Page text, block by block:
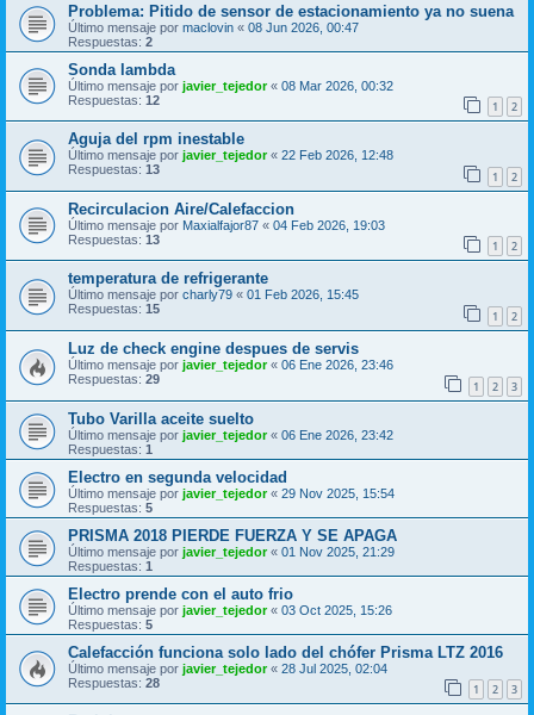
Problema: Pitido de sensor de estacionamiento ya no suena
Último mensaje por maclovin « 08 Jun 2026, 00:47
Respuestas: 2
Sonda lambda
Último mensaje por javier_tejedor« 08 Mar 2026, 00:32
Respuestas: 12 1 2
Aguja del rpm inestable
Último mensaje por javier_tejedor« 22 Feb 2026, 12:48
Respuestas: 13 1 2
Recirculacion Aire/Calefaccion
Último mensaje por Maxialfajor87 « 04 Feb 2026, 19:03
Respuestas: 13 1 2
temperatura de refrigerante
Último mensaje por charly79 « 01 Feb 2026, 15:45
Respuestas: 15 1 2
Luz de check engine despues de servis
Último mensaje por javier_tejedor« 06 Ene 2026, 23:46
Respuestas: 29 1 2 3
Tubo Varilla aceite suelto
Último mensaje por javier_tejedor« 06 Ene 2026, 23:42
Respuestas: 1
Electro en segunda velocidad
Último mensaje por javier_tejedor« 29 Nov 2025, 15:54
Respuestas: 5
PRISMA 2018 PIERDE FUERZA Y SE APAGA
Último mensaje por javier_tejedor« 01 Nov 2025, 21:29
Respuestas: 1
Electro prende con el auto frio
Último mensaje por javier_tejedor« 03 Oct 2025, 15:26
Respuestas: 5
Calefacción funciona solo lado del chófer Prisma LTZ 2016
Último mensaje por javier_tejedor« 28 Jul 2025, 02:04
Respuestas: 28 1 2 3